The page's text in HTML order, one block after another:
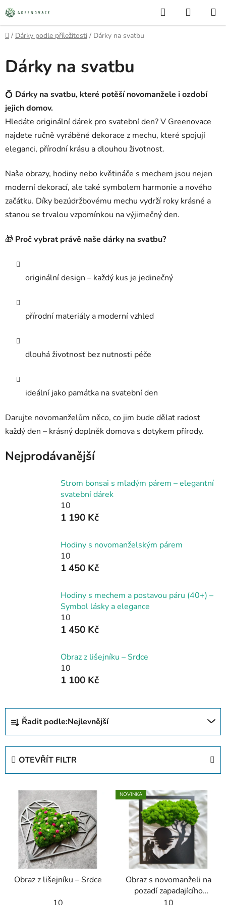
Přejít
na
obsah
Hledat
KOŠÍK
Domů
/ Dárky podle příležitosti / Dárky na svatbu
Dárky na svatbu
💍 Dárky na svatbu, které potěší novomanžele i ozdobí
jejich domov.
Hledáte originální dárek pro svatební den? V Greenovace
najdete ručně vyráběné dekorace z mechu, které spojují
eleganci, přírodní krásu a dlouhou životnost.
Naše obrazy, hodiny nebo květináče s mechem jsou nejen
moderní dekorací, ale také symbolem harmonie a nového
začátku. Díky bezúdržbovému mechu vydrží roky krásné a
stanou se trvalou vzpomínkou na výjimečný den.
🎁 Proč vybrat právě naše dárky na svatbu?
originální design – každý kus je jedinečný
přírodní materiály a moderní vzhled
dlouhá životnost bez nutnosti péče
ideální jako památka na svatební den
Darujte novomanželům něco, co jim bude dělat radost
každý den – krásný doplněk domova s dotykem přírody.
Nejprodávanější
Strom bonsai s mladým párem – elegantní
svatební dárek
10
1 190 Kč
Hodiny s novomanželským párem
10
1 450 Kč
Hodiny s mechem a postavou páru (40+) –
Symbol lásky a elegance
10
1 450 Kč
Obraz z lišejníku – Srdce
10
1 100 Kč
Ř
z
Řadit podle:Nejlevnější
OTEVŘÍT FILTR
Obraz z lišejníku – Srdce
NOVINKA
Obraz s novomanželi na
pozadí zapadajícího
slunce